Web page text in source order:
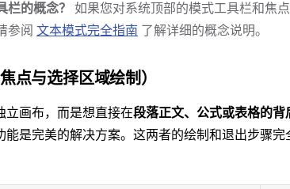
栏的概念？
如果您对系统顶部的模式工具栏和焦
参阅 文本模式完全指南 了解详细的概念说明。
点与选择区域绘制）
立画布，而是想直接在段落正文、公式或表格的背
能是完美的解决方案。这两者的绘制和退出步骤完